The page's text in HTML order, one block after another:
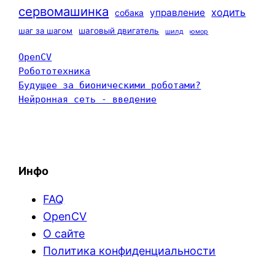
сервомашинка собака управление ходить
шаг за шагом шаговый двигатель шилд юмор
OpenCV
Робототехника
Будущее за бионическими роботами?
Нейронная сеть - введение
Инфо
FAQ
OpenCV
О сайте
Политика конфиденциальности